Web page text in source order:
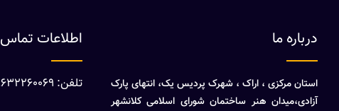
درباره ما
استان مرکزی ، اراک ، شهرک پردیس یک، انتهای پارک
آزادی،میدان هنر ساختمان شورای اسلامی کلانشهر
اطلاعات تماس
تلفن: 08632260069